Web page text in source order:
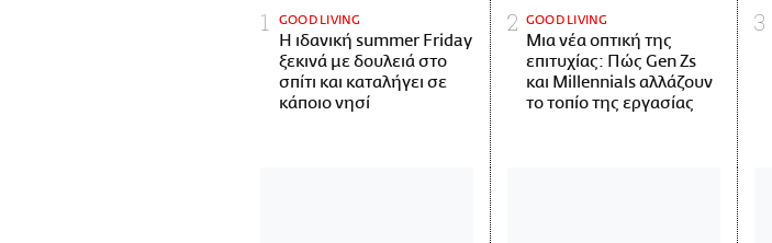
GOOD LIVING
Η ιδανική summer Friday
ξεκινά με δουλειά στο
σπίτι και καταλήγει σε
κάποιο νησί
GOOD LIVING
Μια νέα οπτική της
επιτυχίας: Πώς Gen Zs
και Millennials αλλάζουν
το τοπίο της εργασίας